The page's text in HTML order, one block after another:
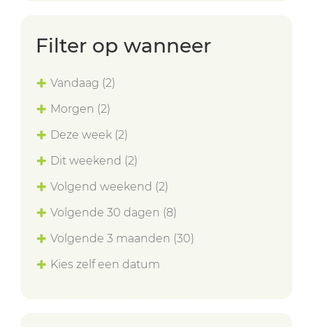
Filter op wanneer
Vandaag (2)
Morgen (2)
Deze week (2)
Dit weekend (2)
Volgend weekend (2)
Volgende 30 dagen (8)
Volgende 3 maanden (30)
Kies zelf een datum